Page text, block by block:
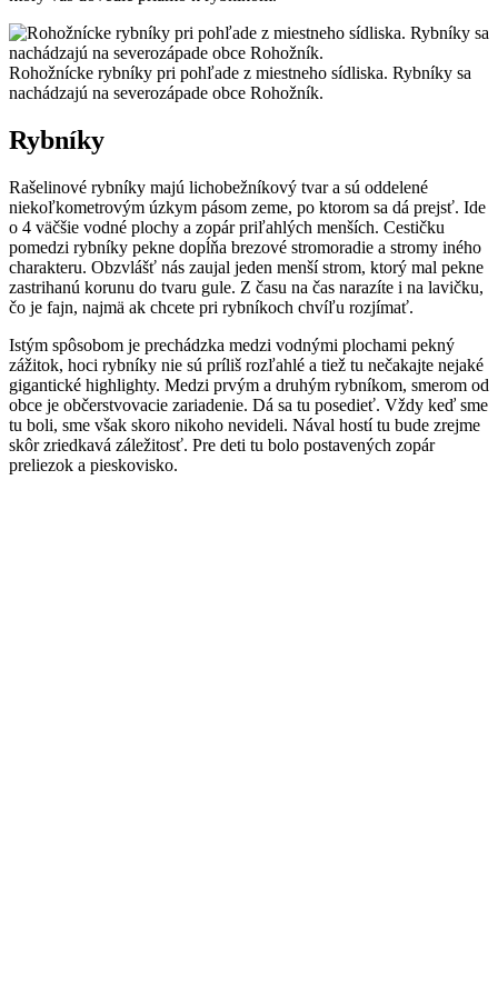
Rohožnícke rybníky pri pohľade z miestneho sídliska. Rybníky sa
nachádzajú na severozápade obce Rohožník.
Rybníky
Rašelinové rybníky majú lichobežníkový tvar a sú oddelené
niekoľkometrovým úzkym pásom zeme, po ktorom sa dá prejsť. Ide
o 4 väčšie vodné plochy a zopár priľahlých menších. Cestičku
pomedzi rybníky pekne dopĺňa brezové stromoradie a stromy iného
charakteru. Obzvlášť nás zaujal jeden menší strom, ktorý mal pekne
zastrihanú korunu do tvaru gule. Z času na čas narazíte i na lavičku,
čo je fajn, najmä ak chcete pri rybníkoch chvíľu rozjímať.
Istým spôsobom je prechádzka medzi vodnými plochami pekný
zážitok, hoci rybníky nie sú príliš rozľahlé a tiež tu nečakajte nejaké
gigantické highlighty. Medzi prvým a druhým rybníkom, smerom od
obce je občerstvovacie zariadenie. Dá sa tu posedieť. Vždy keď sme
tu boli, sme však skoro nikoho nevideli. Nával hostí tu bude zrejme
skôr zriedkavá záležitosť. Pre deti tu bolo postavených zopár
preliezok a pieskovisko.